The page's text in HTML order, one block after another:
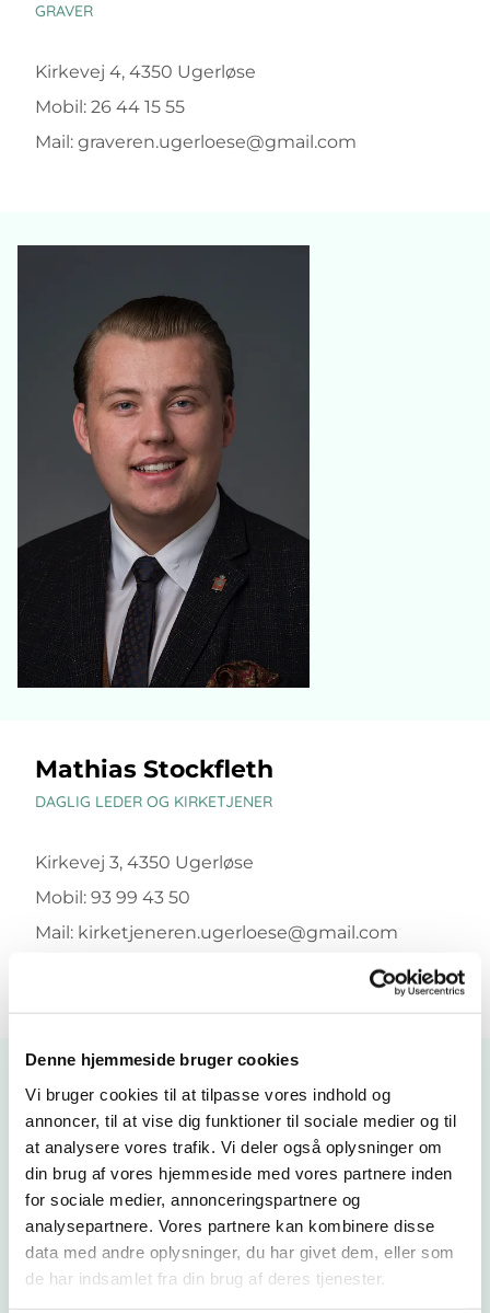
Denne hjemmeside bruger cookies
Vi bruger cookies til at tilpasse vores indhold og
annoncer, til at vise dig funktioner til sociale medier og til
at analysere vores trafik. Vi deler også oplysninger om
din brug af vores hjemmeside med vores partnere inden
for sociale medier, annonceringspartnere og
analysepartnere. Vores partnere kan kombinere disse
data med andre oplysninger, du har givet dem, eller som
de har indsamlet fra din brug af deres tjenester.
GRAVER
Kirkevej 4, 4350 Ugerløse
Mobil: 26 44 15 55
Mail: graveren.ugerloese@gmail.com
Mathias Stockfleth
DAGLIG LEDER OG KIRKETJENER
Kirkevej 3, 4350 Ugerløse
Mobil: 93 99 43 50
Mail: kirketjeneren.ugerloese@gmail.com